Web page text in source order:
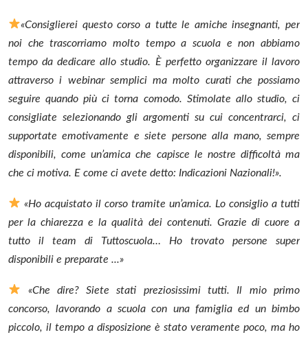
«Consiglierei questo corso a tutte le amiche insegnanti, per
noi che trascorriamo molto tempo a scuola e non abbiamo
tempo da dedicare allo studio. È perfetto organizzare il lavoro
attraverso i webinar semplici ma molto curati che possiamo
seguire quando più ci torna comodo. Stimolate allo studio, ci
consigliate selezionando gli argomenti su cui concentrarci, ci
supportate emotivamente e siete persone alla mano, sempre
disponibili, come un’amica che capisce le nostre difficoltà ma
che ci motiva. E come ci avete detto: Indicazioni Nazionali!».
«Ho acquistato il corso tramite un’amica. Lo consiglio a tutti
per la chiarezza e la qualità dei contenuti. Grazie di cuore a
tutto il team di Tuttoscuola… Ho trovato persone super
disponibili e preparate ...»
«Che dire? Siete stati preziosissimi tutti. Il mio primo
concorso, lavorando a scuola con una famiglia ed un bimbo
piccolo, il tempo a disposizione è stato veramente poco, ma ho